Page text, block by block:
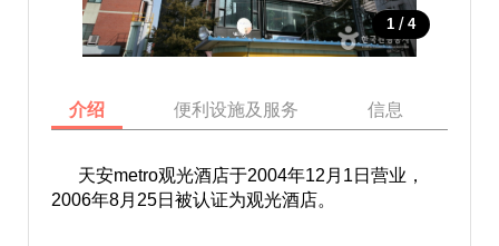
1 / 4
介绍 便利设施及服务 信息
天安metro观光酒店于2004年12月1日营业，
2006年8月25日被认证为观光酒店。